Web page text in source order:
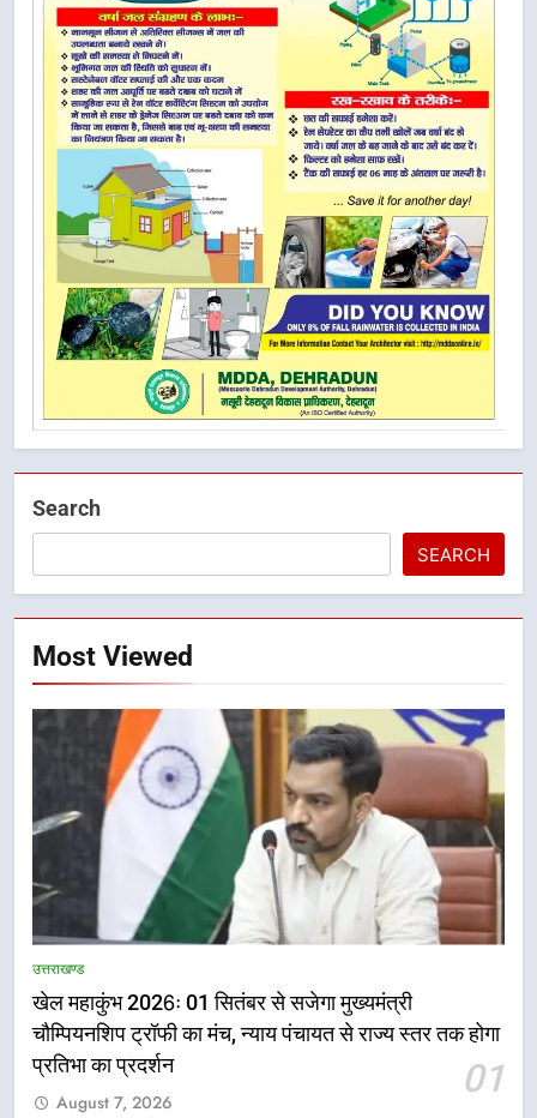
Search
SEARCH
Most Viewed
उत्तराखण्ड
खेल महाकुंभ 2026ः 01 सितंबर से सजेगा मुख्यमंत्री
चौम्पियनशिप ट्रॉफी का मंच, न्याय पंचायत से राज्य स्तर तक होगा
प्रतिभा का प्रदर्शन
01
August 7, 2026
राष्ट्रीय हथकरघा दिवस पर मुख्यमंत्री
कारीगरों को किया सम्मानित
उत्तराखण्ड
6